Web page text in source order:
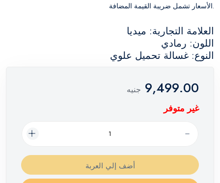
.الأسعار تشمل ضريبة القيمة المضافة
العلامة التجارية: ميديا
اللون: رمادي
النوع: غسالة تحميل علوي
9,499.00 جنيه
غير متوفر
أضف إلي العربة